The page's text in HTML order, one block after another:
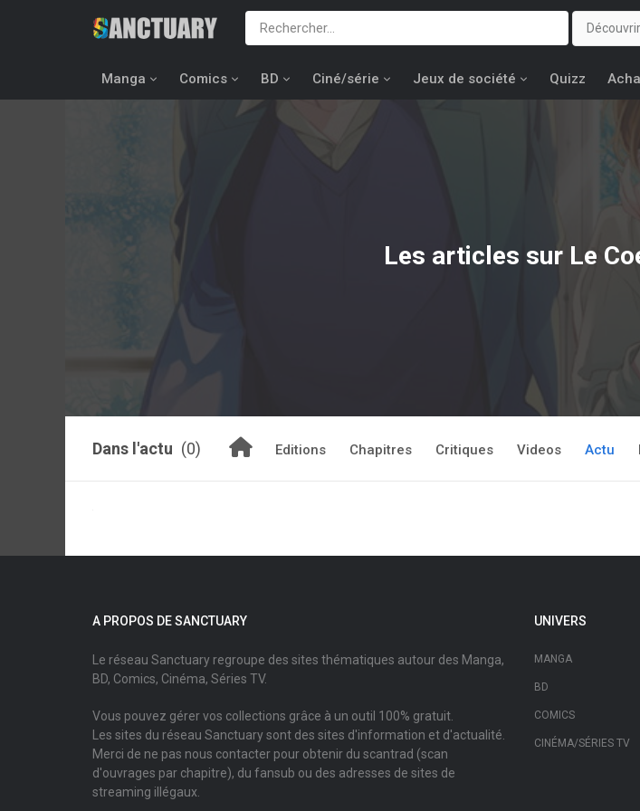
Découvrir
Manga Comics BD Ciné/série Jeux de société Quizz
Les articles sur Le
Dans l'actu (0) Editions Chapitres Critiques Videos Actu
A PROPOS DE SANCTUARY
Le réseau Sanctuary regroupe des sites thématiques autour des Manga,
BD, Comics, Cinéma, Séries TV.
Vous pouvez gérer vos collections grâce à un outil 100% gratuit.
Les sites du réseau Sanctuary sont des sites d'information et d'actualité.
Merci de ne pas nous contacter pour obtenir du scantrad (scan
d'ouvrages par chapitre), du fansub ou des adresses de sites de
streaming illégaux.
UNIVERS
MANGA
BD
COMICS
CINÉMA/SÉRIES TV